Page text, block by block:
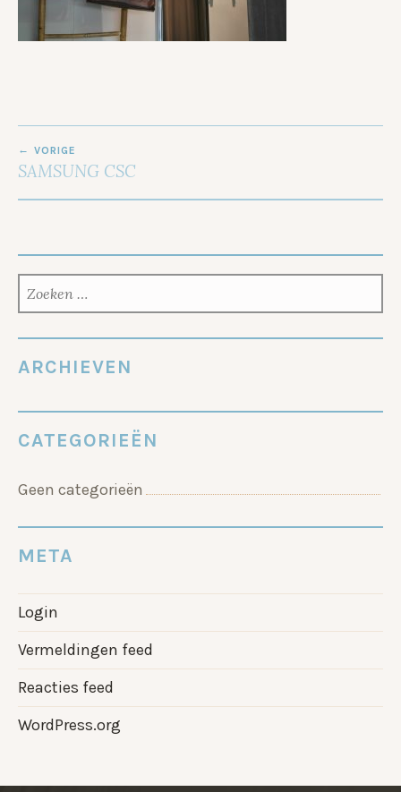
NAVIGATIE
VORIGE
SAMSUNG CSC
NAAR:
ARCHIEVEN
CATEGORIEËN
Geen categorieën
META
Login
Vermeldingen feed
Reacties feed
WordPress.org